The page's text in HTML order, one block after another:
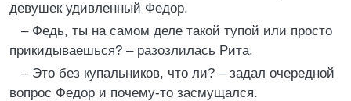
девушек удивленный Федор.
– Федь, ты на самом деле такой тупой или просто
прикидываешься? – разозлилась Рита.
– Это без купальников, что ли? – задал очередной
вопрос Федор и почему-то засмущался.